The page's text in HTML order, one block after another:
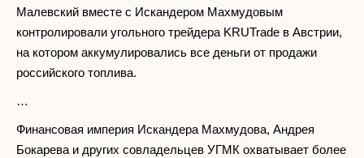
Малевский вместе с Искандером Махмудовым
контролировали угольного трейдера KRUTrade в Австрии,
на котором аккумулировались все деньги от продажи
российского топлива.
…
Финансовая империя Искандера Махмудова, Андрея
Бокарева и других совладельцев УГМК охватывает более